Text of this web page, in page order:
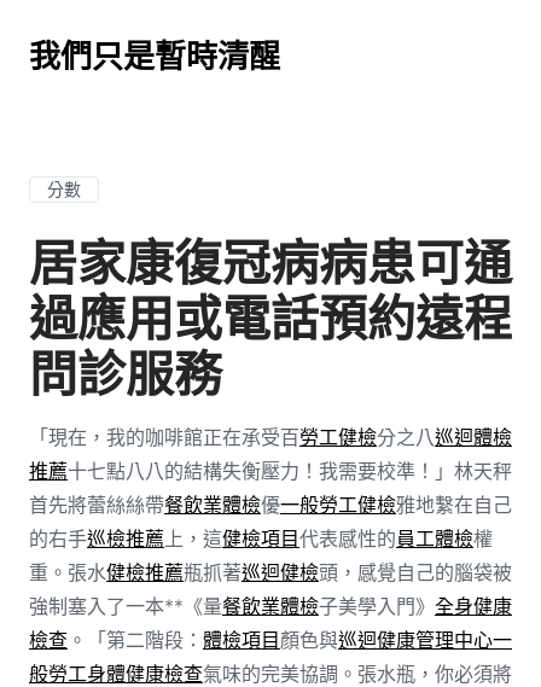
我們只是暫時清醒
分數
居家康復冠病病患可通
過應用或電話預約遠程
問診服務
「現在，我的咖啡館正在承受百勞工健檢分之八巡迴體檢
推薦十七點八八的結構失衡壓力！我需要校準！」林天秤
首先將蕾絲絲帶餐飲業體檢優一般勞工健檢雅地繫在自己
的右手巡檢推薦 上，這健檢項目代表感性的員工體檢權
重。張水健檢推薦瓶抓著巡迴健檢頭，感覺自己的腦袋被
強制塞入了一本**《量餐飲業體檢子美學入門》 全身健康
檢查。「第二階段： 體檢項目顏色與巡迴健康管理中心一
般勞工身體健康檢查氣味的完美協調。張水瓶，你必須將